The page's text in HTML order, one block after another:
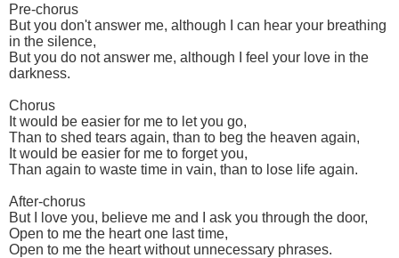
Pre-chorus
But you don't answer me, although I can hear your breathing
in the silence,
But you do not answer me, although I feel your love in the
darkness.
Chorus
It would be easier for me to let you go,
Than to shed tears again, than to beg the heaven again,
It would be easier for me to forget you,
Than again to waste time in vain, than to lose life again.
After-chorus
But I love you, believe me and I ask you through the door,
Open to me the heart one last time,
Open to me the heart without unnecessary phrases.